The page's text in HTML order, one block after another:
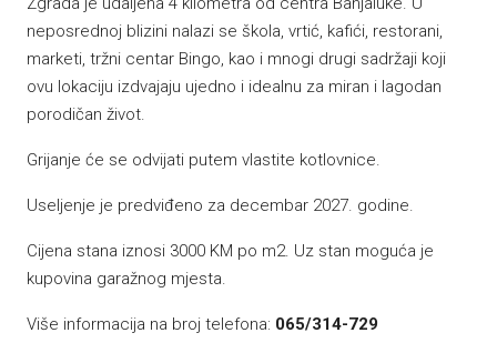
neposrednoj blizini nalazi se škola, vrtić, kafići, restorani,
marketi, tržni centar Bingo, kao i mnogi drugi sadržaji koji
ovu lokaciju izdvajaju ujedno i idealnu za miran i lagodan
porodičan život.
Grijanje će se odvijati putem vlastite kotlovnice.
Useljenje je predviđeno za decembar 2027. godine.
Cijena stana iznosi 3000 KM po m2. Uz stan moguća je
kupovina garažnog mjesta.
Više informacija na broj telefona: 065/314-729